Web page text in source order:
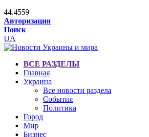
44.4559
Авторизация
Поиск
UA
ВСЕ РАЗДЕЛЫ
Главная
Украина
Все новости раздела
События
Политика
Город
Мир
Бизнес